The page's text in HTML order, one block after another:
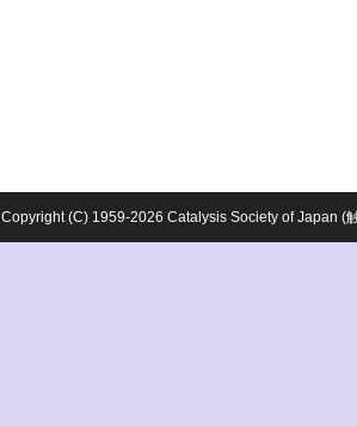
Copyright (C) 1959-2026 Catalysis Society of Japan (